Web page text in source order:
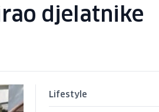
djelatnike
Lifestyle